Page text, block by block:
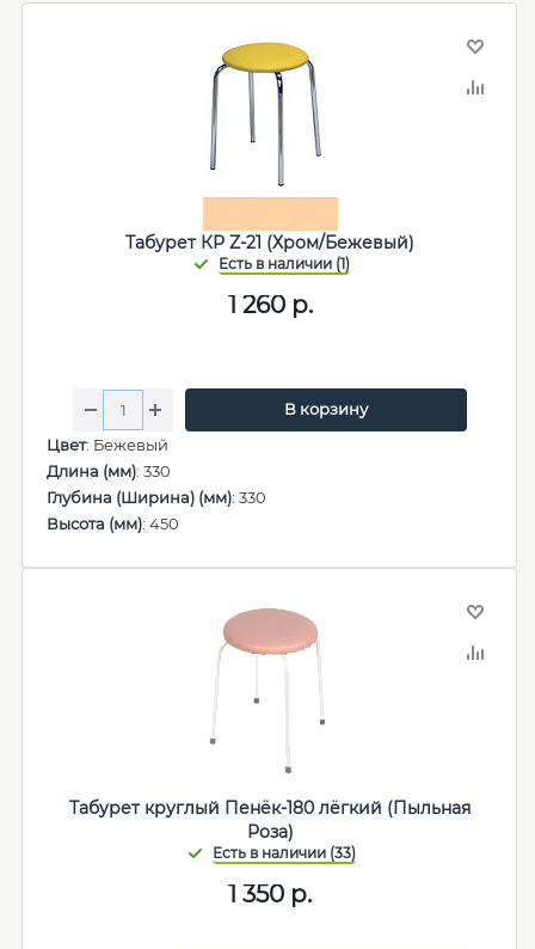
Табурет КР Z-21 (Хром/Бежевый)
1 260р.
В корзину
Цвет: Бежевый
Длина (мм): 330
Глубина (Ширина) (мм): 330
Высота (мм): 450
Табурет круглый Пенёк-180 лёгкий (Пыльная
Роза)
1 350 р.